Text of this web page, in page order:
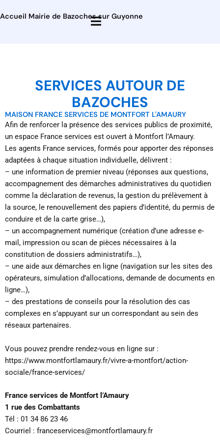
Accueil Mairie de Bazoches sur Guyonne
SERVICES AUTOUR DE
BAZOCHES
MAISON FRANCE SERVICES DE MONTFORT L'AMAURY
Afin de renforcer la présence des services publics de proximité,
un espace France services est ouvert à Montfort l’Amaury.
Les agents France services, formés pour apporter des réponses
adaptées à chaque situation individuelle, délivrent :
– une information de premier niveau (réponses aux questions,
accompagnement des démarches administratives du quotidien
comme la déclaration de revenus, la gestion du prélèvement à
la source, le renouvellement des papiers d’identité, du permis de
conduire et de la carte grise…),
– un accompagnement numérique (création d’une adresse e-
mail, impression ou scan de pièces nécessaires à la
constitution de dossiers administratifs…),
– une aide aux démarches en ligne (navigation sur les sites des
opérateurs, simulation d’allocations, demande de documents en
ligne…),
– des prestations de conseils pour la résolution des cas
complexes en s’appuyant sur un correspondant au sein des
réseaux partenaires.
Vous pouvez prendre rendez-vous en ligne sur :
https://www.montfortlamaury.fr/vivre-a-montfort/action-
sociale/france-services/
France services de Montfort l’Amaury
1 rue des Combattants
Tél : 01 34 86 23 46
Courriel : franceservices@montfortlamaury.fr